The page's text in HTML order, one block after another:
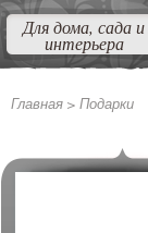
Для дома, сада и
интерьера
Главная > Подарки